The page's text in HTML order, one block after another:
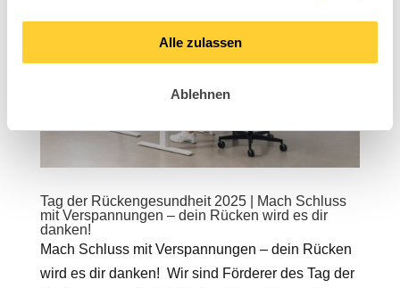
Alle zulassen
Ablehnen
Tag der Rückengesundheit 2025 | Mach Schluss
mit Verspannungen – dein Rücken wird es dir
danken!
Mach Schluss mit Verspannungen – dein Rücken
wird es dir danken! Wir sind Förderer des Tag der